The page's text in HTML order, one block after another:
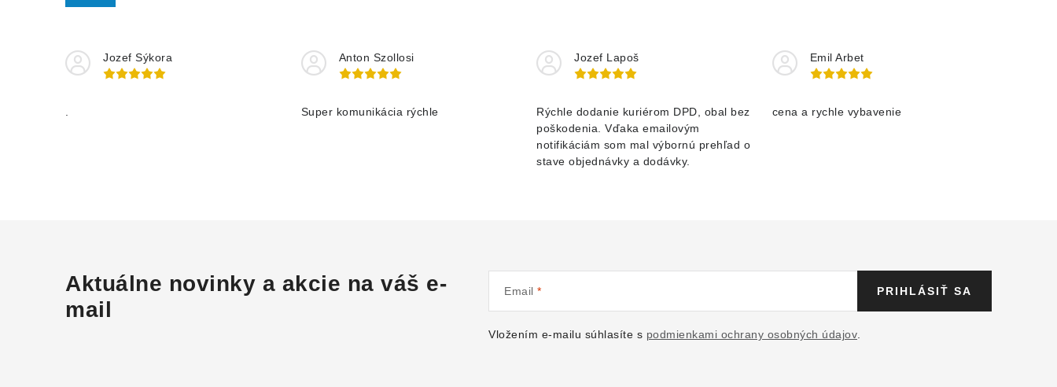
Jozef Sýkora Anton Szollosi
Super komunikácia rýchle
Jozef Lapoš
Rýchle dodanie kuriérom DPD, obal bez
poškodenia. Vďaka emailovým
notifikáciám som mal výbornú prehľad o
stave objednávky a dodávky.
Emil Arbet
cena a rychle vybavenie
Aktuálne novinky a akcie na váš e-
mail
Email
Vložením e-mailu súhlasíte s podmienkami ochrany osobných údajov
PRIHLÁSIŤ SA